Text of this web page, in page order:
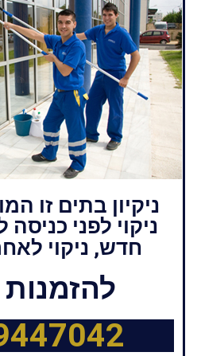
ניקיון בתים זו
ניקוי לפני
חדש, ניקוי
להזמנות